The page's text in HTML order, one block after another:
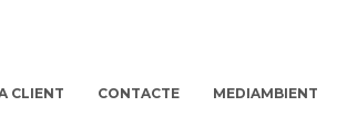
CLIENT CONTACTE MEDIAMBIENT